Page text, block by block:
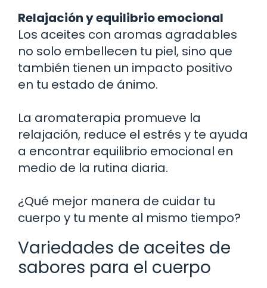
Relajación y equilibrio emocional
Los aceites con aromas agradables
no solo embellecen tu piel, sino que
también tienen un impacto positivo
en tu estado de ánimo.
La aromaterapia promueve la
relajación, reduce el estrés y te ayuda
a encontrar equilibrio emocional en
medio de la rutina diaria.
¿Qué mejor manera de cuidar tu
cuerpo y tu mente al mismo tiempo?
Variedades de aceites de
sabores para el cuerpo